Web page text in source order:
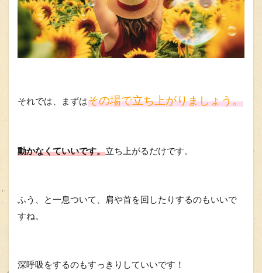
それでは、まずはその場で立ち上がりましょう。
動かなくていいです。立ち上がるだけです。
ふう、と一息ついて、肩や首を回したりするのもいいで
すね。
深呼吸をするのもすっきりしていいです！